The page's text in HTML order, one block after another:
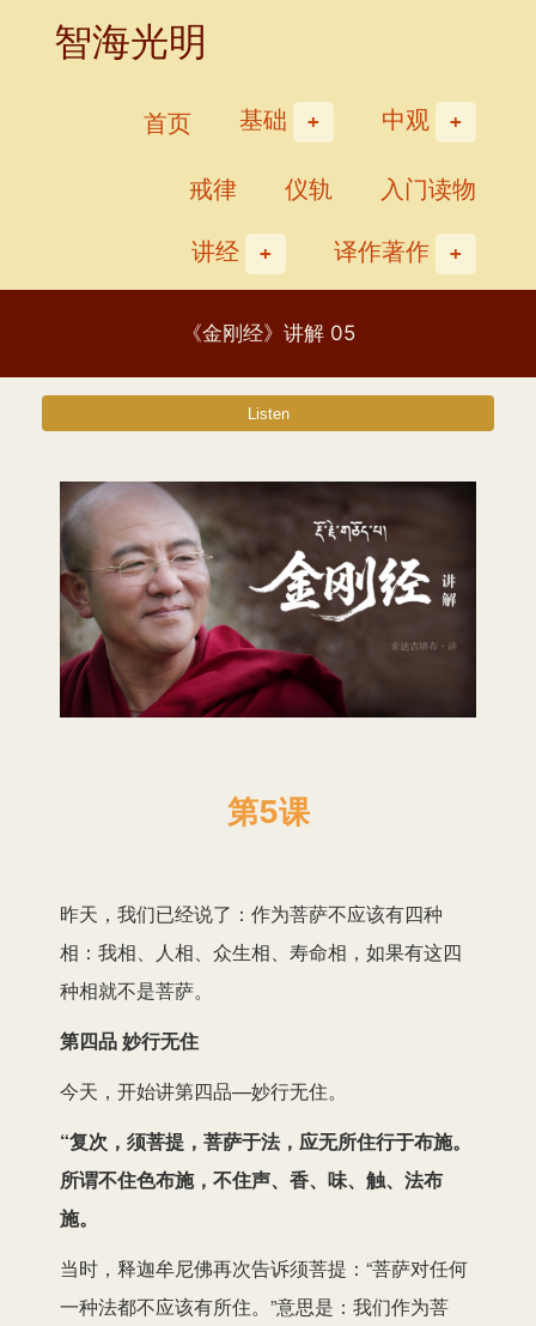
智海光明
首页 基础
中观
戒律
仪轨
入门读物
讲经
译作著作
《金刚经》讲解 05
第5课
昨天，我们已经说了：作为菩萨不应该有四种
相：我相、人相、众生相、寿命相，如果有这四
种相就不是菩萨。
第四品 妙行无住
今天，开始讲第四品—妙行无住。
“复次，须菩提，菩萨于法，应无所住行于布施。
所谓不住色布施，不住声、香、味、触、法布
施。
当时，释迦牟尼佛再次告诉须菩提：“菩萨对任何
一种法都不应该有所住。”意思是：我们作为菩